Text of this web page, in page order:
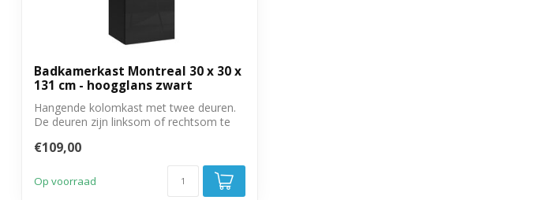
Badkamerkast Montreal 30 x 30 x
131 cm - hoogglans zwart
Hangende kolomkast met twee deuren.
De deuren zijn linksom of rechtsom te
€109,00
Op voorraad